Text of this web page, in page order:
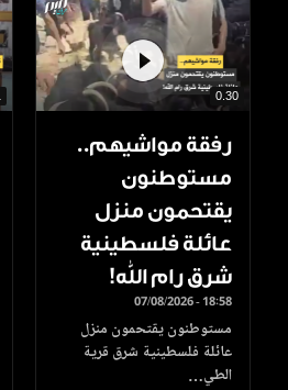
0.30
رفقة مواشيهم..
مستوطنون
يقتحمون منزل
عائلة فلسطينية
شرق رام الله!
07/08/2026 - 18:58
مستوطنون يقتحمون منزل
عائلة فلسطينية شرق قرية
الطي…